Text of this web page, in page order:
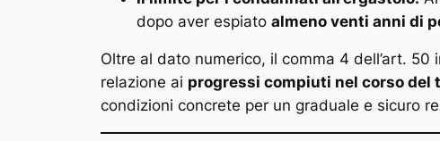
dopo aver espiato almeno venti anni di
Oltre al dato numerico, il comma 4 dell’art. 50
relazione ai progressi compiuti nel corso
condizioni concrete per un graduale e sicuro